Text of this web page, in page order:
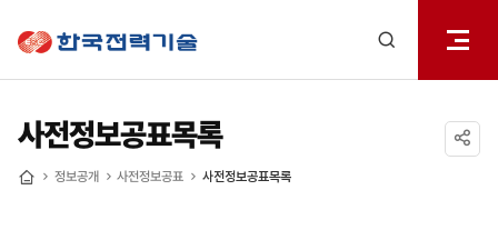
열기
사전정보공표목록
정보공개 사전정보공표 사전정보공표목록